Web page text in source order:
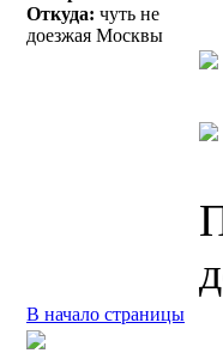
Откуда: чуть не
доезжая Москвы
В начало страницы